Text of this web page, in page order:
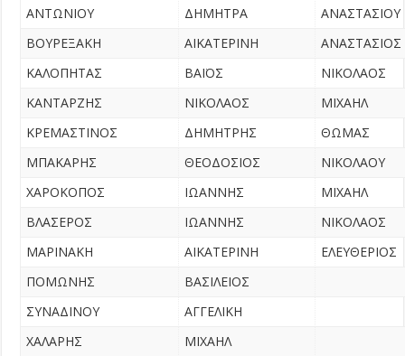
ΑΝΤΩΝΙΟΥ
ΔΗΜΗΤΡΑ
ΑΝΑΣΤΑΣΙΟΥ
ΒΟΥΡΕΞΑΚΗ
ΑΙΚΑΤΕΡΙΝΗ
ΑΝΑΣΤΑΣΙΟΣ
ΚΑΛΟΠΗΤΑΣ
ΒΑΪΟΣ
ΝΙΚΟΛΑΟΣ
ΚΑΝΤΑΡΖΗΣ
ΝΙΚΟΛΑΟΣ
ΜΙΧΑΗΛ
ΚΡΕΜΑΣΤΙΝΟΣ
ΔΗΜΗΤΡΗΣ
ΘΩΜΑΣ
ΜΠΑΚΑΡΗΣ
ΘΕΟΔΟΣΙΟΣ
ΝΙΚΟΛΑΟΥ
ΧΑΡΟΚΟΠΟΣ
ΙΩΑΝΝΗΣ
ΜΙΧΑΗΛ
ΒΛΑΣΕΡΟΣ
ΙΩΑΝΝΗΣ
ΝΙΚΟΛΑΟΣ
ΜΑΡΙΝΑΚΗ
ΑΙΚΑΤΕΡΙΝΗ
ΕΛΕΥΘΕΡΙΟΣ
ΠΟΜΩΝΗΣ
ΒΑΣΙΛΕΙΟΣ
ΣΥΝΑΔΙΝΟΥ
ΑΓΓΕΛΙΚΗ
ΧΑΛΑΡΗΣ
ΜΙΧΑΗΛ